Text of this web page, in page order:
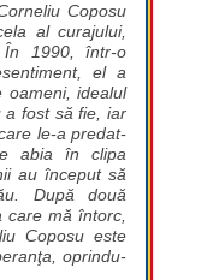
Coposu
al curajului,
În 1990, într-o
el a
oameni, idealul
a fost să fie, iar
le-a predat-
abia în clipa
au început să
După două
care mă întorc,
Coposu este
oprindu-